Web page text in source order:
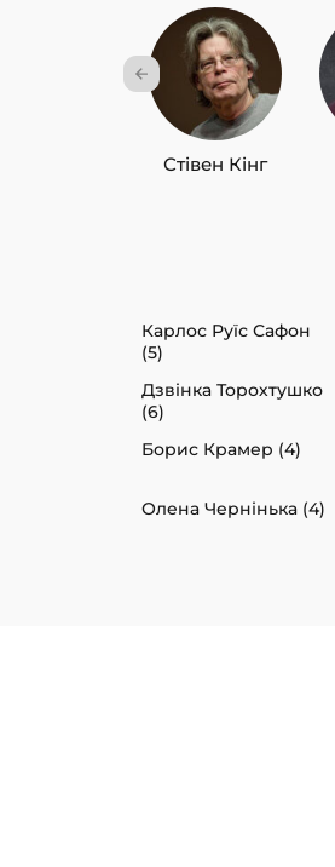
Стівен Кінг
Карлос Руїс Сафон
(5)
Дзвінка Торохтушко
(6)
Борис Крамер (4)
Олена Чернінька (4)